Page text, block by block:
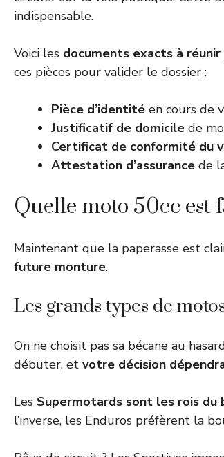
indispensable.
Voici les documents exacts à
ces pièces pour valider le dossier :
Pièce d’identité en cours de
Justificatif de domicile de
Certificat de conformité du
Attestation d’assurance de
Quelle moto 50cc est
Maintenant que la paperasse est
future monture.
Les grands types de
On ne choisit pas sa bécane au
débuter, et votre décision
Les Supermotards sont les rois du
l’inverse, les Enduros préfèrent la